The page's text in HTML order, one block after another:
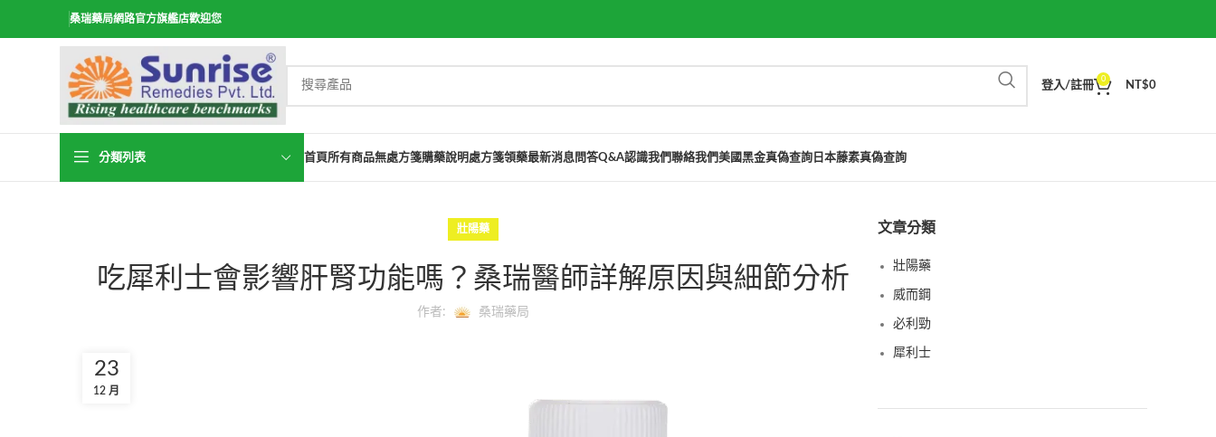
桑瑞藥局網路官方旗艦店歡迎您
登入/註冊
0
NT$0
分類列表 首頁所有商品無處方箋購藥說明 處方箋領藥最新消息 問答Q&A認識我們聯絡我們美國黑金真偽查詢 日本藤素真偽查詢
壯陽藥
吃犀利士會影響肝腎功能嗎？桑瑞醫師詳解原因與細節分析
作者: 桑瑞藥局
23
12 月
文章分類
壯陽藥
威而鋼
必利勁
犀利士